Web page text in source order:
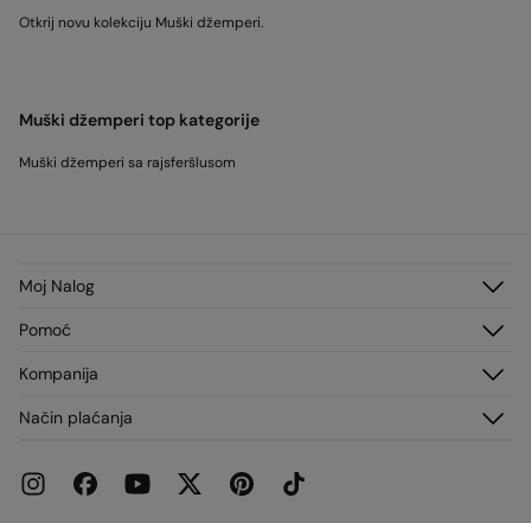
Otkrij novu kolekciju Muški džemperi.
Muški džemperi top kategorije
Muški džemperi sa rajsferšlusom
Moj Nalog
Moje Adrese
Pomoć
Česta pitanja
Dostava
Trenutne promocije
Kompanija
Franšize
Radi sa nama
Način plaćanja